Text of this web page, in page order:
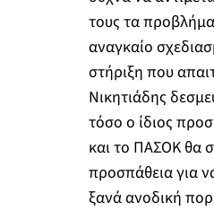
τους τα
αναγκαίο
στήριξη που
Νικητιάδης
τόσο ο ίδιος
και το ΠΑΣΟΚ θα
προσπάθεια για
ξανά ανοδική